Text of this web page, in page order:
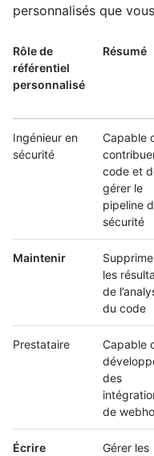
personnalisés que
Rôle de
référentiel
personnalisé
Résumé
Ingénieur en
sécurité
Capable
code et
gérer le
pipeline
sécurité
Maintenir
les
de
du code
Prestataire
Capable
des
de
Écrire
Gérer les